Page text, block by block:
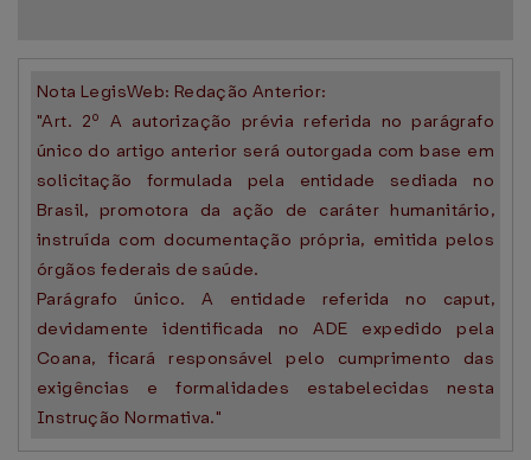
Nota LegisWeb: Redação Anterior:
"Art. 2º A autorização prévia referida no parágrafo
único do artigo anterior será outorgada com base em
solicitação formulada pela entidade sediada no
Brasil, promotora da ação de caráter humanitário,
instruída com documentação própria, emitida pelos
órgãos federais de saúde.
Parágrafo único. A entidade referida no caput,
devidamente identificada no ADE expedido pela
Coana, ficará responsável pelo cumprimento das
exigências e formalidades estabelecidas nesta
Instrução Normativa."